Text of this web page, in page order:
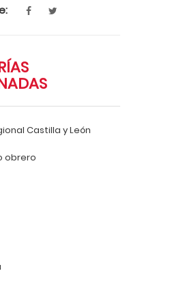
Castilla y León
obrero